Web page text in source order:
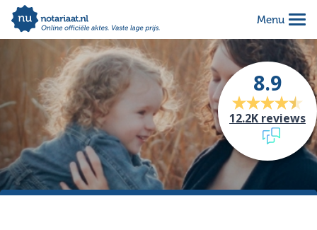
Menu
Alles geregeld voor 1 vaste prijs
Makkelijk online invullen
Complete notariële akte 8.9
12.2K reviews